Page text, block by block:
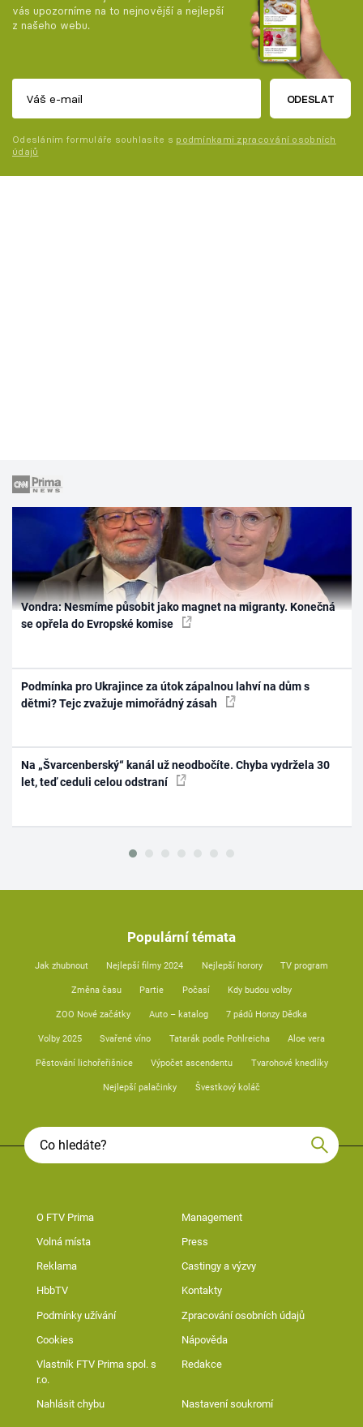
vás upozorníme na to nejnovější a nejlepší
z našeho webu.
ODESLAT
Odesláním formuláře souhlasíte s podmínkami zpracování osobních
údajů
Vondra: Nesmíme působit jako magnet na migranty. Konečná
se opřela do Evropské komise
Podmínka pro Ukrajince za útok zápalnou lahví na dům s
dětmi? Tejc zvažuje mimořádný zásah
Na „Švarcenberský“ kanál už neodbočíte. Chyba vydržela 30
let, teď ceduli celou odstraní
Populární témata
Jak zhubnout Nejlepší filmy 2024 Nejlepší horory TV program
Změna času Partie Počasí Kdy budou volby
ZOO Nové začátky Auto – katalog 7 pádů Honzy Dědka
Volby 2025 Svařené víno Tatarák podle Pohlreicha Aloe vera
Pěstování lichořeřišnice Výpočet ascendentu Tvarohové knedlíky
Nejlepší palačinky Švestkový koláč
O FTV Prima Management
Volná místa Press
Reklama Castingy a výzvy
HbbTV Kontakty
Podmínky užívání Zpracování osobních údajů
Cookies Nápověda
Vlastník FTV Prima spol. s
r.o.
Redakce
Nahlásit chybu Nastavení soukromí